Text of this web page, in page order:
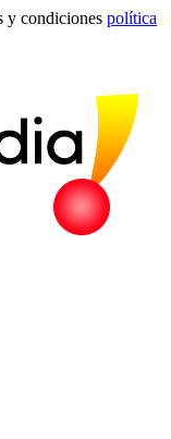
y condiciones política